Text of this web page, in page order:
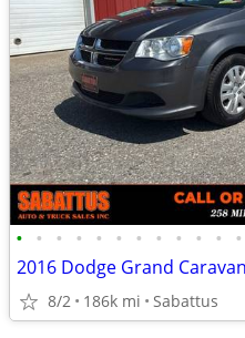
• • • • • • • • • • • •
2016 Dodge Grand
8/2 186k mi Sabattus